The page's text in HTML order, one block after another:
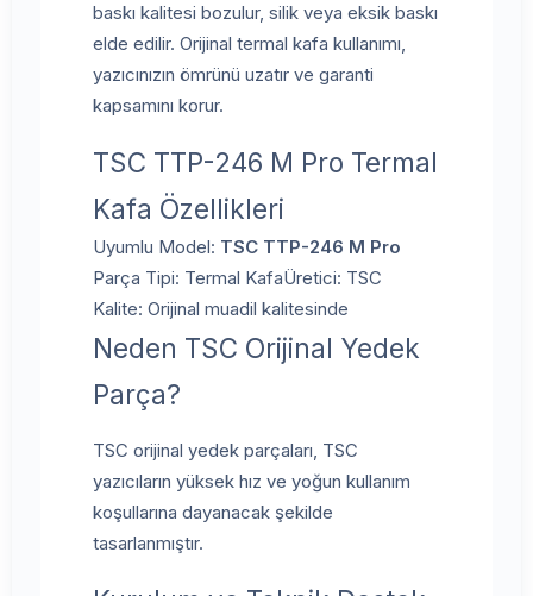
baskı kalitesi bozulur, silik veya eksik baskı
elde edilir. Orijinal termal kafa kullanımı,
yazıcınızın ömrünü uzatır ve garanti
kapsamını korur.
TSC TTP-246 M Pro Termal
Kafa Özellikleri
Uyumlu Model: TSC TTP-246 M Pro
Parça Tipi: Termal KafaÜretici: TSC
Kalite: Orijinal muadil kalitesinde
Neden TSC Orijinal Yedek
Parça?
TSC orijinal yedek parçaları, TSC
yazıcıların yüksek hız ve yoğun kullanım
koşullarına dayanacak şekilde
tasarlanmıştır.